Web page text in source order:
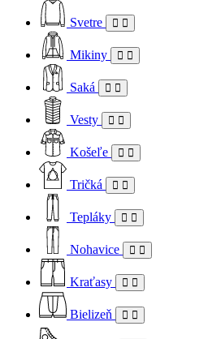
Svetre
Mikiny
Saká
Vesty
Košeľe
Tričká
Tepláky
Nohavice
Kraťasy
Bielizeň